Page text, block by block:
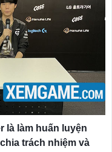
là làm huấn luyện
trách nhiệm và